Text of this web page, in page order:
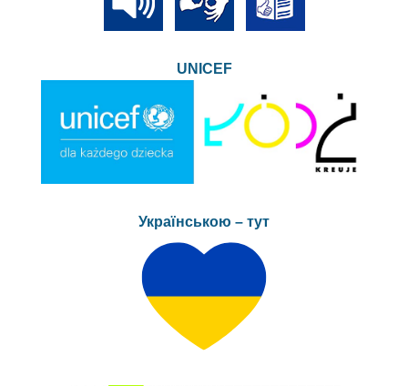
UNICEF
Українською – тут